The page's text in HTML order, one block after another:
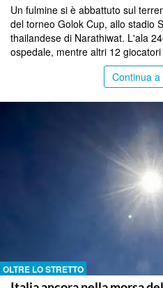
Un fulmine si è abbattuto sul
del torneo Golok Cup, allo stadio
thailandese di Narathiwat. L'ala
ospedale, mentre altri 12
Continua
OLTRE LO STRETTO